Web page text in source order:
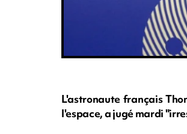
L'astronaute français
l'espace, a jugé mardi